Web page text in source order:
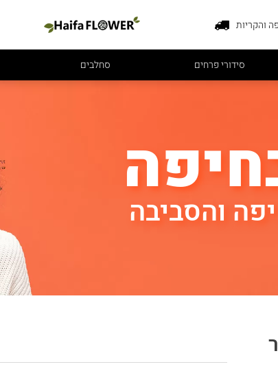
והקריות
סידורי פרחים סחלבים
והסביבה